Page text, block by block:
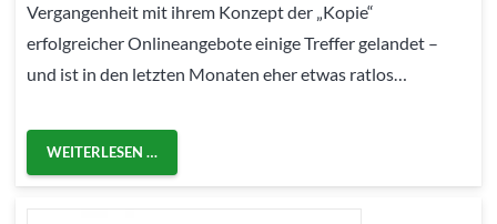
Vergangenheit mit ihrem Konzept der „Kopie“
erfolgreicher Onlineangebote einige Treffer gelandet –
und ist in den letzten Monaten eher etwas ratlos…
WEITERLESEN …